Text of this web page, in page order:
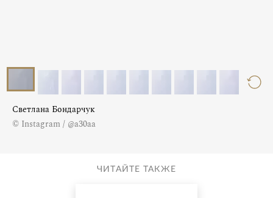
Светлана Бондарчук
© Instagram / @a30aa
ЧИТАЙТЕ ТАКЖЕ